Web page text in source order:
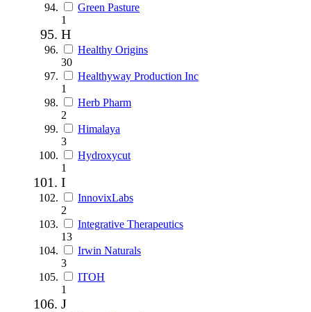
Green Pasture
1
H
Healthy Origins
30
Healthyway Production Inc
1
Herb Pharm
2
Himalaya
3
Hydroxycut
1
I
InnovixLabs
2
Integrative Therapeutics
13
Irwin Naturals
3
ITOH
1
J